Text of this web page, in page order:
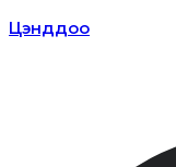
Цэнддоо